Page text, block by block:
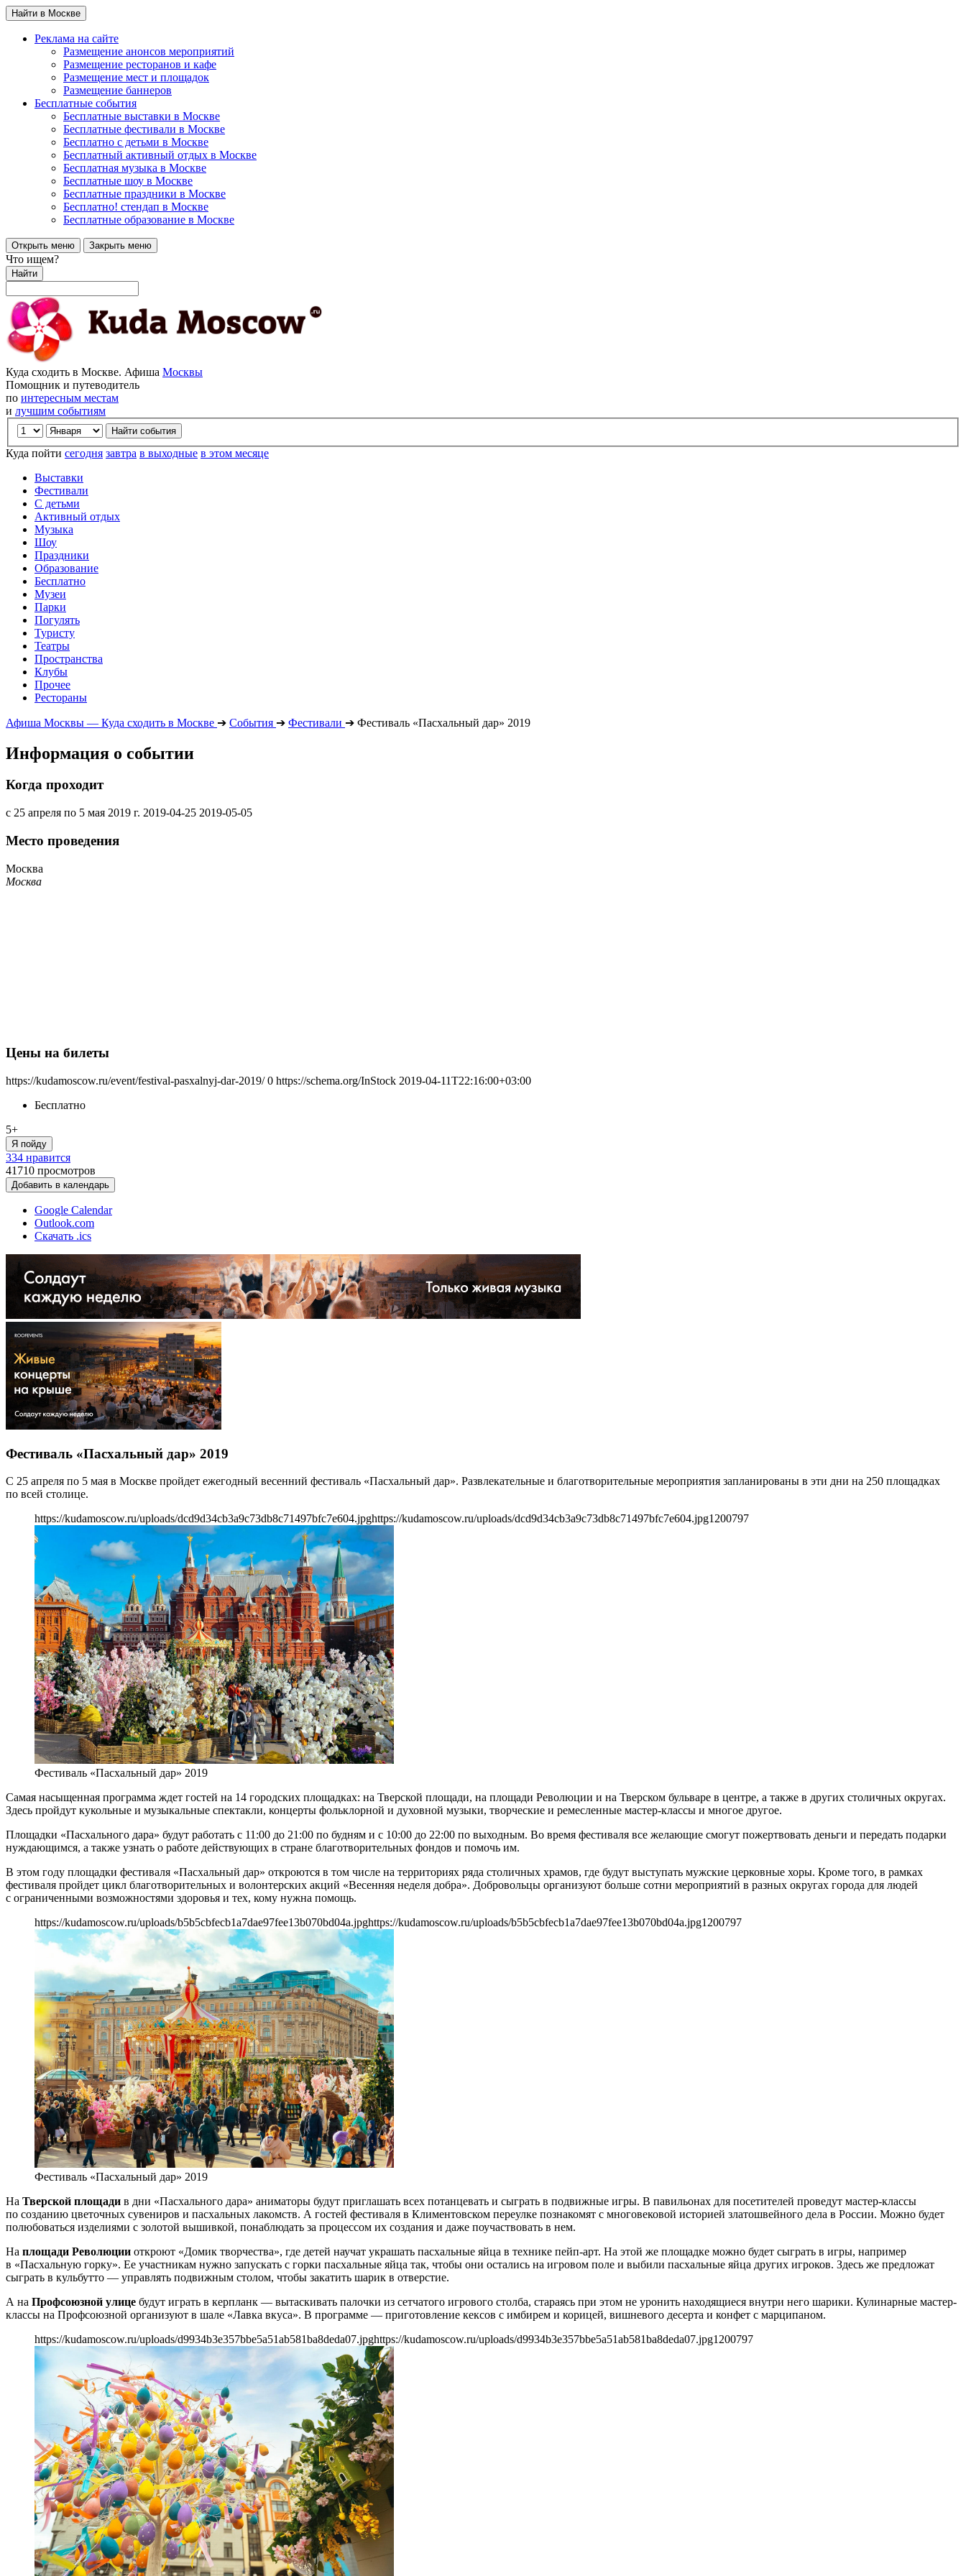
Найти в Москве
Реклама на сайте
Размещение анонсов мероприятий
Размещение ресторанов и кафе
Размещение мест и площадок
Размещение баннеров
Бесплатные события
Бесплатные выставки в Москве
Бесплатные фестивали в Москве
Бесплатно с детьми в Москве
Бесплатный активный отдых в Москве
Бесплатная музыка в Москве
Бесплатные шоу в Москве
Бесплатные праздники в Москве
Бесплатно! стендап в Москве
Бесплатные образование в Москве
Открыть меню Закрыть меню
Что ищем?
Найти
Куда сходить в Москве. Афиша Москвы
Помощник и путеводитель
по интересным местам
и лучшим событиям
Куда пойти сегодня завтра в выходные в этом месяце
Выставки
Фестивали
С детьми
Активный отдых
Музыка
Шоу
Праздники
Образование
Бесплатно
Музеи
Парки
Погулять
Туристу
Театры
Пространства
Клубы
Прочее
Рестораны
Афиша Москвы — Куда сходить в Москве ➔ События ➔ Фестивали ➔ Фестиваль «Пасхальный дар» 2019
Информация о событии
Когда проходит
с 25 апреля по 5 мая 2019 г. 2019-04-25 2019-05-05
Место проведения
Москва
Москва
Цены на билеты
https://kudamoscow.ru/event/festival-pasxalnyj-dar-2019/ 0 https://schema.org/InStock 2019-04-11T22:16:00+03:00
Бесплатно
5+
Я пойду
334 нравится
41710 просмотров
Добавить в календарь
Google Calendar
Outlook.com
Скачать .ics
Фестиваль «Пасхальный дар» 2019
С 25 апреля по 5 мая в Москве пройдет ежегодный весенний фестиваль «Пасхальный дар». Развлекательные и благотворительные мероприятия запланированы в эти дни на 250 площадках
по всей столице.
https://kudamoscow.ru/uploads/dcd9d34cb3a9c73db8c71497bfc7e604.jpghttps://kudamoscow.ru/uploads/dcd9d34cb3a9c73db8c71497bfc7e604.jpg1200797
Фестиваль «Пасхальный дар» 2019
Самая насыщенная программа ждет гостей на 14 городских площадках: на Тверской площади, на площади Революции и на Тверском бульваре в центре, а также в других столичных округах.
Здесь пройдут кукольные и музыкальные спектакли, концерты фольклорной и духовной музыки, творческие и ремесленные мастер-классы и многое другое.
Площадки «Пасхального дара» будут работать с 11:00 до 21:00 по будням и с 10:00 до 22:00 по выходным. Во время фестиваля все желающие смогут пожертвовать деньги и передать подарки
нуждающимся, а также узнать о работе действующих в стране благотворительных фондов и помочь им.
В этом году площадки фестиваля «Пасхальный дар» откроются в том числе на территориях ряда столичных храмов, где будут выступать мужские церковные хоры. Кроме того, в рамках
фестиваля пройдет цикл благотворительных и волонтерских акций «Весенняя неделя добра». Добровольцы организуют больше сотни мероприятий в разных округах города для людей
с ограниченными возможностями здоровья и тех, кому нужна помощь.
https://kudamoscow.ru/uploads/b5b5cbfecb1a7dae97fee13b070bd04a.jpghttps://kudamoscow.ru/uploads/b5b5cbfecb1a7dae97fee13b070bd04a.jpg1200797
Фестиваль «Пасхальный дар» 2019
На Тверской площади в дни «Пасхального дара» аниматоры будут приглашать всех потанцевать и сыграть в подвижные игры. В павильонах для посетителей проведут мастер-классы
по созданию цветочных сувениров и пасхальных лакомств. А гостей фестиваля в Климентовском переулке познакомят с многовековой историей златошвейного дела в России. Можно будет
полюбоваться изделиями с золотой вышивкой, понаблюдать за процессом их создания и даже поучаствовать в нем.
На площади Революции откроют «Домик творчества», где детей научат украшать пасхальные яйца в технике пейп-арт. На этой же площадке можно будет сыграть в игры, например
в «Пасхальную горку». Ее участникам нужно запускать с горки пасхальные яйца так, чтобы они остались на игровом поле и выбили пасхальные яйца других игроков. Здесь же предложат
сыграть в кульбутто — управлять подвижным столом, чтобы закатить шарик в отверстие.
А на Профсоюзной улице будут играть в керпланк — вытаскивать палочки из сетчатого игрового столба, стараясь при этом не уронить находящиеся внутри него шарики. Кулинарные мастер-
классы на Профсоюзной организуют в шале «Лавка вкуса». В программе — приготовление кексов с имбирем и корицей, вишневого десерта и конфет с марципаном.
https://kudamoscow.ru/uploads/d9934b3e357bbe5a51ab581ba8deda07.jpghttps://kudamoscow.ru/uploads/d9934b3e357bbe5a51ab581ba8deda07.jpg1200797